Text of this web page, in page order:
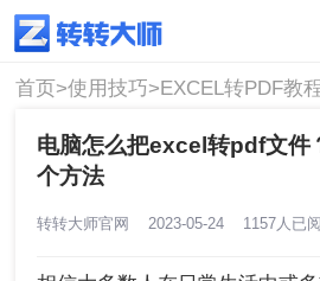
使用技巧
首页>使用技巧>EXCEL转PDF教
电脑怎么把excel转pdf文件
个方法
转转大师官网 2023-05-24 1157人已